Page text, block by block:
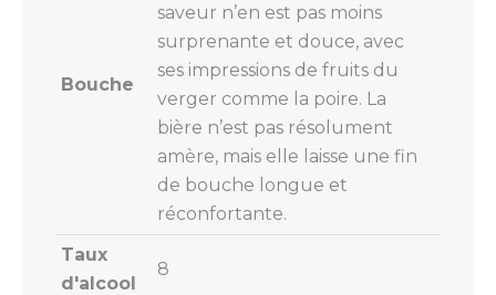
Bouche
saveur n’en est pas moins
surprenante et douce, avec
ses impressions de fruits du
verger comme la poire. La
bière n’est pas résolument
amère, mais elle laisse une fin
de bouche longue et
réconfortante.
Taux
d'alcool
8